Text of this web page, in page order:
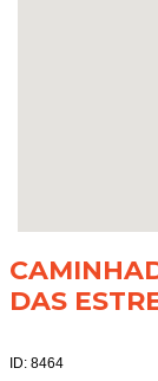
DAS
ID: 8464